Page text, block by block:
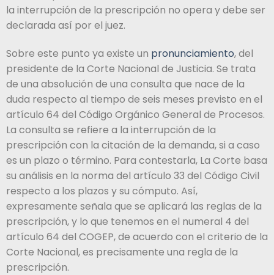
la interrupción de la prescripción no opera y debe ser
declarada así por el juez.
Sobre este punto ya existe un pronunciamiento, del
presidente de la Corte Nacional de Justicia. Se trata
de una absolución de una consulta que nace de la
duda respecto al tiempo de seis meses previsto en el
artículo 64 del Código Orgánico General de Procesos.
La consulta se refiere a la interrupción de la
prescripción con la citación de la demanda, si a caso
es un plazo o término. Para contestarla, La Corte basa
su análisis en la norma del artículo 33 del Código Civil
respecto a los plazos y su cómputo. Así,
expresamente señala que se aplicará las reglas de la
prescripción, y lo que tenemos en el numeral 4 del
artículo 64 del COGEP, de acuerdo con el criterio de la
Corte Nacional, es precisamente una regla de la
prescripción.